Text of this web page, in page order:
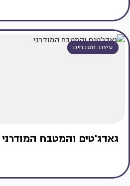
עיצוב מטבחים
גאדג'טים והמטבח המודרני